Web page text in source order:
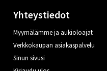
Yhteystiedot
Myymälämme ja aukioloajat
Verkkokaupan asiakaspalvelu
Sinun sivusi